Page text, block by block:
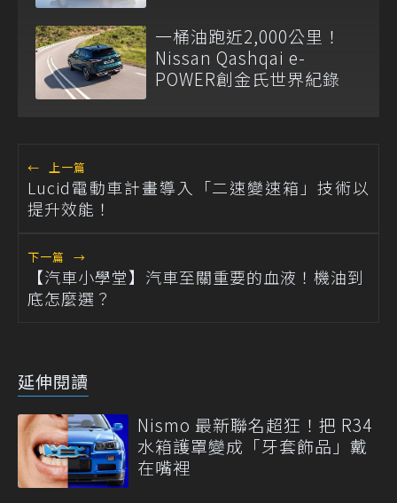
一桶油跑近2,000公里！
Nissan Qashqai e-
POWER創金氏世界紀錄
← 上一篇
Lucid電動車計畫導入「二速變速箱」技術以
提升效能！
下一篇 →
【汽車小學堂】汽車至關重要的血液！機油到
底怎麼選？
延伸閱讀
Nismo 最新聯名超狂！把 R34
水箱護罩變成「牙套飾品」戴
在嘴裡